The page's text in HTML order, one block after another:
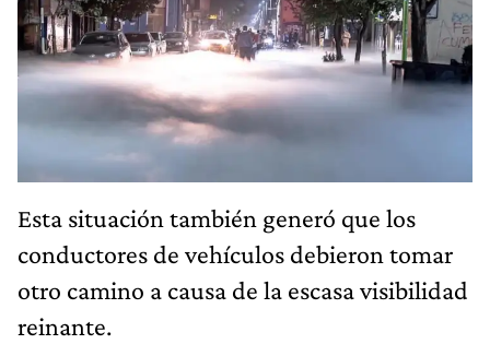
Esta situación también generó que los
conductores de vehículos debieron tomar
otro camino a causa de la escasa visibilidad
reinante.